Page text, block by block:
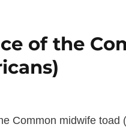
of the
Common midwife toad